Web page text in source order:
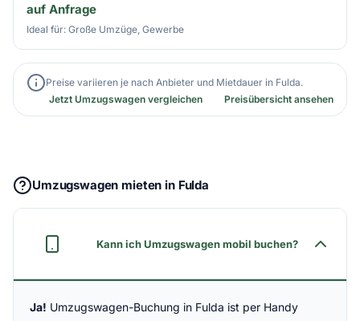
auf Anfrage
Ideal für: Große Umzüge, Gewerbe
Preise variieren je nach Anbieter und Mietdauer in Fulda.
Jetzt Umzugswagen vergleichen
Preisübersicht ansehen
Umzugswagen mieten in Fulda
Kann ich Umzugswagen mobil buchen?
Ja! Umzugswagen-Buchung in Fulda ist per Handy